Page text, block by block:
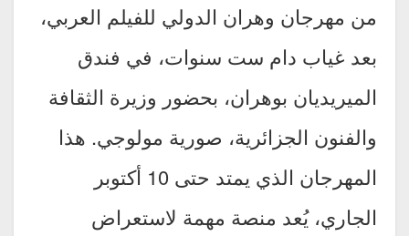
من مهرجان وهران الدولي للفيلم العربي،
بعد غياب دام ست سنوات، في فندق
الميريديان بوهران، بحضور وزيرة الثقافة
والفنون الجزائرية، صورية مولوجي. هذا
المهرجان الذي يمتد حتى 10 أكتوبر
الجاري، يُعد منصة مهمة لاستعراض